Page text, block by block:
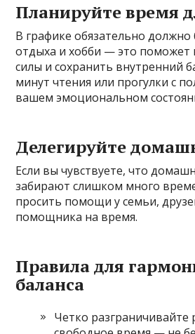
Планируйте время
В графике обязательно должно
отдыха и хобби — это поможет
силы и сохранить внутренний
минут чтения или прогулки с
вашем эмоциональном
Делегируйте
Если вы чувствуете, что
забирают слишком много
просить помощи у семьи,
помощника на время.
Правила для
баланса
Четко разграничивайте